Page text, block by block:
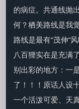
的病症。共通线抛
何？栖美路线是我
路线是最有“茂伸“
八百狸实在是充满
别出彩的地方：一
了！！！原话人设
一个活泼可爱、天